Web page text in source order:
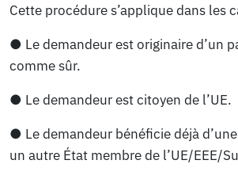
Cette procédure s’applique dans les
● Le demandeur est originaire d’un
comme sûr.
● Le demandeur est citoyen de l’UE.
● Le demandeur bénéficie déjà
un autre État membre de l’UE/EEE/